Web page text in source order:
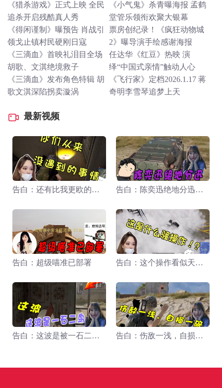
《猎杀游戏》正式上映 全民
追杀开启残酷真人秀
《小气鬼》杀青曝海报 孟鹤
堂管乐领衔欢聚大银幕
《得闲谨制》曝预告 肖战引
领戈止镇村民硬刚日寇
票房创纪录！《疯狂动物城
2》曝导演手绘感谢海报
《三滴血》首映礼泪目全场
胡歌、文淇绝境救子
任达华《红豆》热映 演
绎“中国式亲情”触动人心
《三滴血》发布角色特辑 胡
歌文淇深陷拐卖漩涡
《飞行家》定档2026.1.17 蒋
奇明李雪琴追梦上天
最新视频
告白：还有比我更欧的嘛？ 告白：陈奕迅绝地分迅啊！
告白：超级喵准已部署 告白：这个操作看似天衣无缝，实则白给。
告白：这波是被一石二鸟。 告白：伤敌一浅，自损一碗。